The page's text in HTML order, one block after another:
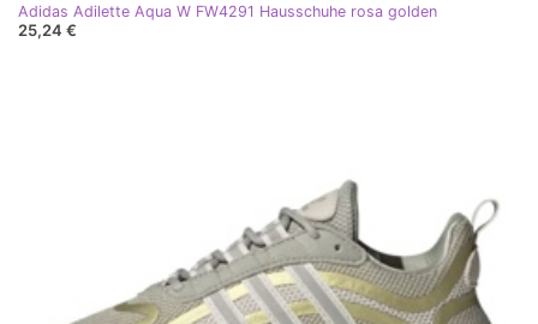
Adidas Adilette Aqua W FW4291 Hausschuhe rosa golden
25,24 €